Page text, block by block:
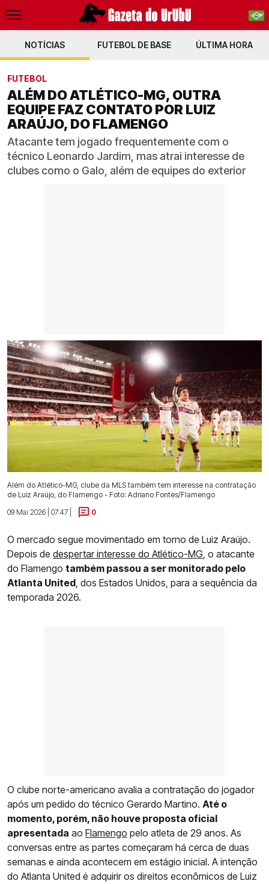
PT-BR
NOTÍCIAS FUTEBOL DE BASE ÚLTIMA HORA
FUTEBOL
ALÉM DO ATLÉTICO-MG, OUTRA
EQUIPE FAZ CONTATO POR LUIZ
ARAÚJO, DO FLAMENGO
Atacante tem jogado frequentemente com o
técnico Leonardo Jardim, mas atrai interesse de
clubes como o Galo, além de equipes do exterior
Além do Atlético-MG, clube da MLS também tem interesse na contratação
de Luiz Araújo, do Flamengo - Foto: Adriano Fontes/Flamengo
09 Mai 2026 | 07:47 |
0
O mercado segue movimentado em torno de Luiz Araújo.
Depois de despertar interesse do Atlético-MG, o atacante
do Flamengo também passou a ser monitorado pelo
Atlanta United, dos Estados Unidos, para a sequência da
temporada 2026.
O clube norte-americano avalia a contratação do jogador
após um pedido do técnico Gerardo Martino. Até o
momento, porém, não houve proposta oficial
apresentada ao Flamengo pelo atleta de 29 anos. As
conversas entre as partes começaram há cerca de duas
semanas e ainda acontecem em estágio inicial. A intenção
do Atlanta United é adquirir os direitos econômicos de Luiz